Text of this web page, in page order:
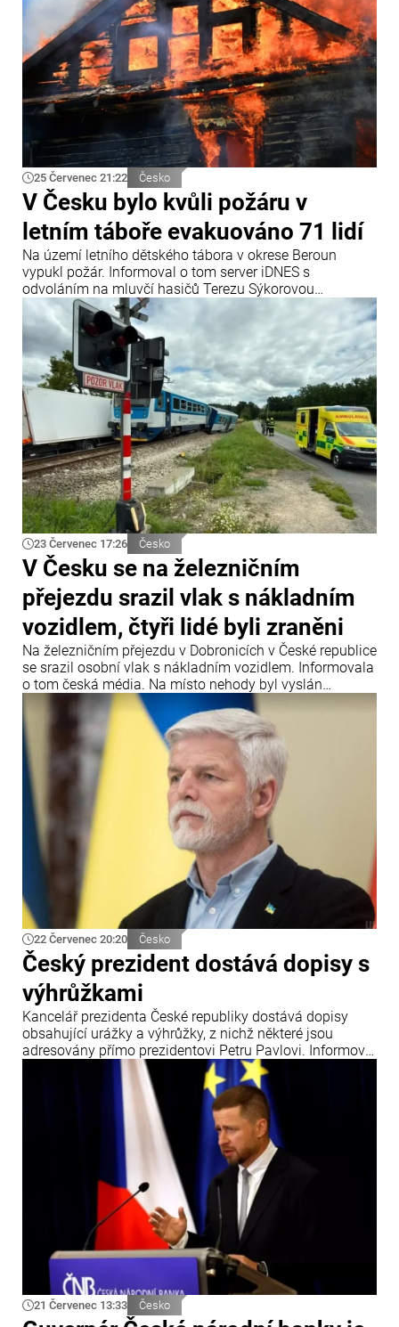
25 Červenec 21:22 Česko
V Česku bylo kvůli požáru v
letním táboře evakuováno 71 lidí
Na území letního dětského tábora v okrese Beroun
vypukl požár. Informoval o tom server iDNES s
odvoláním na mluvčí hasičů Terezu Sýkorovou
Fliegerovou.
23 Červenec 17:26 Česko
V Česku se na železničním
přejezdu srazil vlak s nákladním
vozidlem, čtyři lidé byli zraněni
Na železničním přejezdu v Dobronicích v České republice
se srazil osobní vlak s nákladním vozidlem. Informovala
o tom česká média. Na místo nehody byl vyslán
záchranářský vrtulník.
22 Červenec 20:20 Česko
Český prezident dostává dopisy s
výhrůžkami
Kancelář prezidenta České republiky dostává dopisy
obsahující urážky a výhrůžky, z nichž některé jsou
adresovány přímo prezidentovi Petru Pavlovi. Informoval
o tom zpravodajský portál iDNES.
21 Červenec 13:33 Česko